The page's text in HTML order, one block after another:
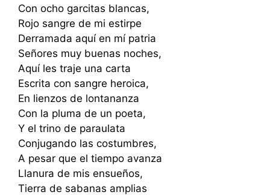
Con ocho garcitas blancas,
Rojo sangre de mi estirpe
Derramada aquí en mí patria
Señores muy buenas noches,
Aquí les traje una carta
Escrita con sangre heroica,
En lienzos de lontananza
Con la pluma de un poeta,
Y el trino de paraulata
Conjugando las costumbres,
A pesar que el tiempo avanza
Llanura de mis ensueños,
Tierra de sabanas amplias